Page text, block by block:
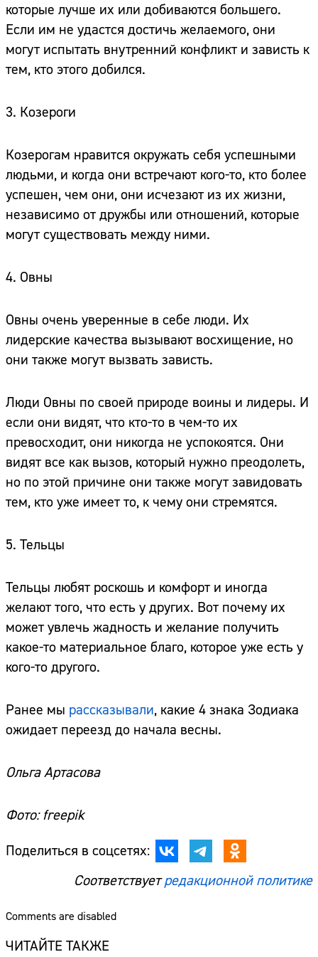
которые лучше их или добиваются большего.
Если им не удастся достичь желаемого, они
могут испытать внутренний конфликт и зависть к
тем, кто этого добился.
3. Козероги
Козерогам нравится окружать себя успешными
людьми, и когда они встречают кого-то, кто более
успешен, чем они, они исчезают из их жизни,
независимо от дружбы или отношений, которые
могут существовать между ними.
4. Овны
Овны очень уверенные в себе люди. Их
лидерские качества вызывают восхищение, но
они также могут вызвать зависть.
Люди Овны по своей природе воины и лидеры. И
если они видят, что кто-то в чем-то их
превосходит, они никогда не успокоятся. Они
видят все как вызов, который нужно преодолеть,
но по этой причине они также могут завидовать
тем, кто уже имеет то, к чему они стремятся.
5. Тельцы
Тельцы любят роскошь и комфорт и иногда
желают того, что есть у других. Вот почему их
может увлечь жадность и желание получить
какое-то материальное благо, которое уже есть у
кого-то другого.
Ранее мы рассказывали, какие 4 знака Зодиака
ожидает переезд до начала весны.
Ольга Артасова
Фото: freepik
Поделиться в соцсетях:
Соответствуетредакционной политике
Comments are disabled
ЧИТАЙТЕ ТАКЖЕ